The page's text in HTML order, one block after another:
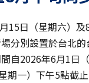
15日（星期六）
分別設置於台北
自2026年6月1日
期一）下午5點截